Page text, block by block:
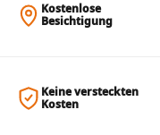
Kostenlose
Besichtigung
Keine versteckten
Kosten